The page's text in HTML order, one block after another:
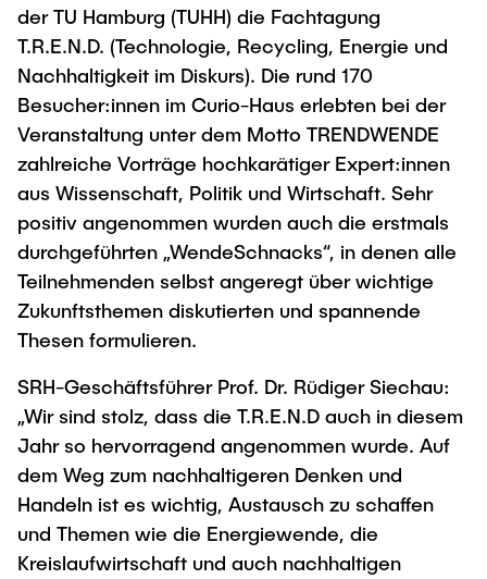
Lehre und Lernen
Best Practices Lehre
Hochschuldidaktik - ZLL
Lehre im europäischen Verbund (ECIU)
WorkINGLab / Makerspace
Interdisziplinärer Workshop des FSP
„Biobasierte Prozesse und
Reaktortechnologien“
Forschung und Institute
Studienbereich FIT
Institute im Überblick
der TU Hamburg (TUHH) die Fachtagung
T.R.E.N.D. (Technologie, Recycling, Energie und
Nachhaltigkeit im Diskurs). Die rund 170
Besucher:innen im Curio-Haus erlebten bei der
Veranstaltung unter dem Motto TRENDWENDE
zahlreiche Vorträge hochkarätiger Expert:innen
aus Wissenschaft, Politik und Wirtschaft. Sehr
positiv angenommen wurden auch die erstmals
durchgeführten „WendeSchnacks“, in denen alle
Teilnehmenden selbst angeregt über wichtige
Zukunftsthemen diskutierten und spannende
Thesen formulieren.
SRH-Geschäftsführer Prof. Dr. Rüdiger Siechau:
„Wir sind stolz, dass die T.R.E.N.D auch in diesem
Jahr so hervorragend angenommen wurde. Auf
dem Weg zum nachhaltigeren Denken und
Handeln ist es wichtig, Austausch zu schaffen
und Themen wie die Energiewende, die
Kreislaufwirtschaft und auch nachhaltigen